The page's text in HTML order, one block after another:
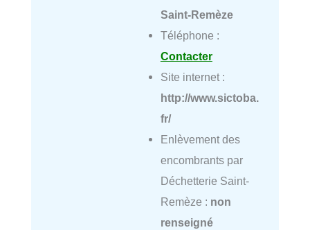
Saint-Remèze
Téléphone :
Contacter
Site internet :
http://www.sictoba.
fr/
Enlèvement des
encombrants par
Déchetterie Saint-
Remèze : non
renseigné